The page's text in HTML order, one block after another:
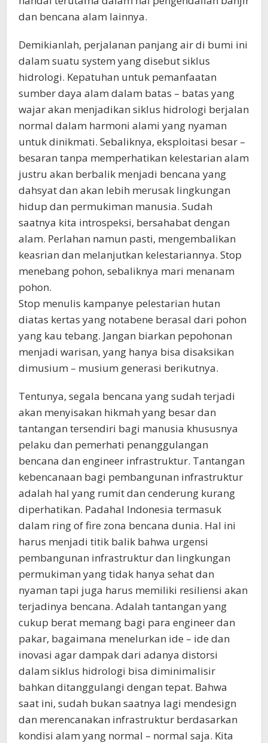
dan bencana alam lainnya.
Demikianlah, perjalanan panjang air di bumi ini
dalam suatu system yang disebut siklus
hidrologi. Kepatuhan untuk pemanfaatan
sumber daya alam dalam batas – batas yang
wajar akan menjadikan siklus hidrologi berjalan
normal dalam harmoni alami yang nyaman
untuk dinikmati. Sebaliknya, eksploitasi besar –
besaran tanpa memperhatikan kelestarian alam
justru akan berbalik menjadi bencana yang
dahsyat dan akan lebih merusak lingkungan
hidup dan permukiman manusia. Sudah
saatnya kita introspeksi, bersahabat dengan
alam. Perlahan namun pasti, mengembalikan
keasrian dan melanjutkan kelestariannya. Stop
menebang pohon, sebaliknya mari menanam
pohon.
Stop menulis kampanye pelestarian hutan
diatas kertas yang notabene berasal dari pohon
yang kau tebang. Jangan biarkan pepohonan
menjadi warisan, yang hanya bisa disaksikan
dimusium – musium generasi berikutnya.
Tentunya, segala bencana yang sudah terjadi
akan menyisakan hikmah yang besar dan
tantangan tersendiri bagi manusia khususnya
pelaku dan pemerhati penanggulangan
bencana dan engineer infrastruktur. Tantangan
kebencanaan bagi pembangunan infrastruktur
adalah hal yang rumit dan cenderung kurang
diperhatikan. Padahal Indonesia termasuk
dalam ring of fire zona bencana dunia. Hal ini
harus menjadi titik balik bahwa urgensi
pembangunan infrastruktur dan lingkungan
permukiman yang tidak hanya sehat dan
nyaman tapi juga harus memiliki resiliensi akan
terjadinya bencana. Adalah tantangan yang
cukup berat memang bagi para engineer dan
pakar, bagaimana menelurkan ide – ide dan
inovasi agar dampak dari adanya distorsi
dalam siklus hidrologi bisa diminimalisir
bahkan ditanggulangi dengan tepat. Bahwa
saat ini, sudah bukan saatnya lagi mendesign
dan merencanakan infrastruktur berdasarkan
kondisi alam yang normal – normal saja. Kita